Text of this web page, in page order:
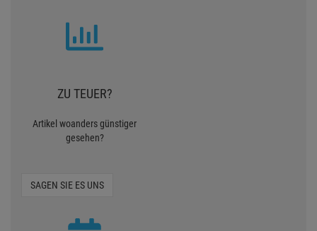
ZU TEUER?
Artikel woanders günstiger
gesehen?
SAGEN SIE ES UNS